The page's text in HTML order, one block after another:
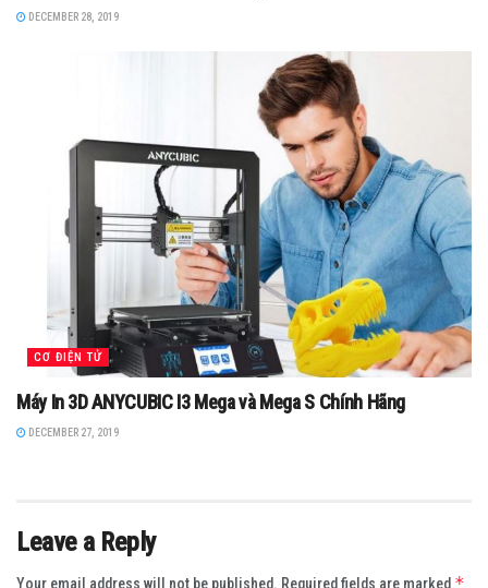
DECEMBER 28, 2019
CƠ ĐIỆN TỬ
Máy In 3D ANYCUBIC I3 Mega và Mega S Chính Hãng
DECEMBER 27, 2019
Leave a Reply
Your email address will not be published. Required fields are marked *